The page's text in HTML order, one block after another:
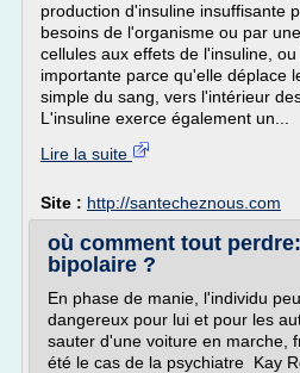
production d'insuline insuffisante
besoins de l'organisme ou par
cellules aux effets de l'insuline,
importante parce qu'elle déplace
simple du sang, vers l'intérieur
L'insuline exerce également un...
Lire la suite
Site : http://santecheznous.com
où comment tout
bipolaire ?
En phase de manie, l'individu
dangereux pour lui et pour les
sauter d'une voiture en marche,
été le cas de la psychiatre Kay